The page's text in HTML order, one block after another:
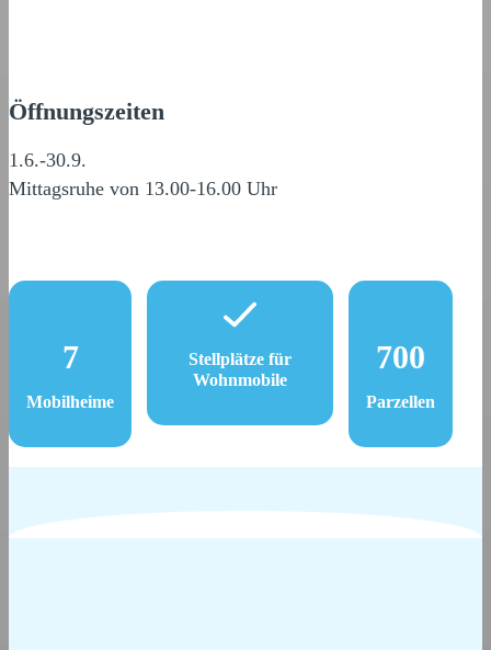
Öffnungszeiten
1.6.-30.9.
Mittagsruhe von 13.00-16.00 Uhr
7
Mobilheime
Stellplätze für
Wohnmobile
700
Parzellen